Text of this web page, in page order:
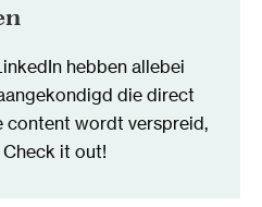
hebben allebei
die direct
content wordt verspreid,
it out!